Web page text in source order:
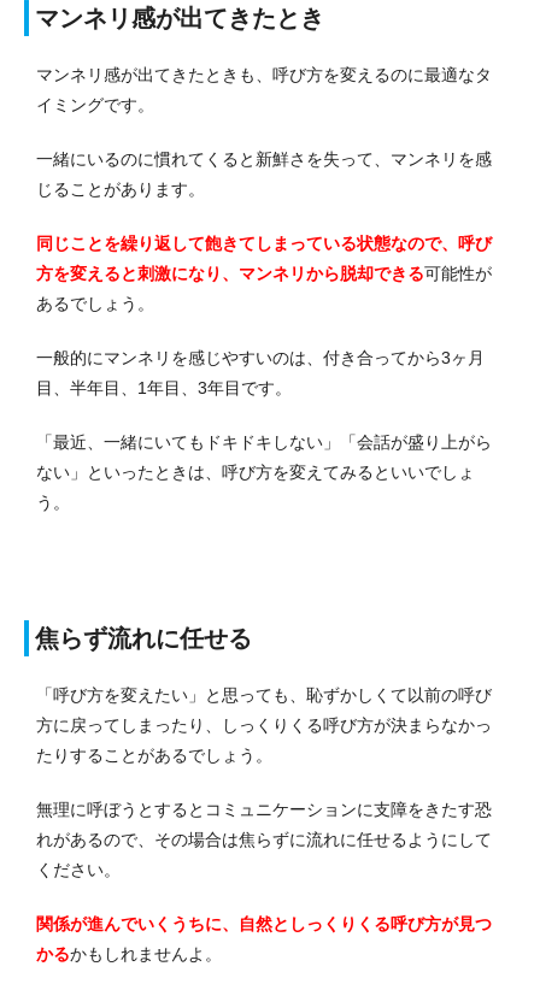
マンネリ感が出てきたとき
マンネリ感が出てきたときも、呼び方を変えるのに最適なタ
イミングです。
一緒にいるのに慣れてくると新鮮さを失って、マンネリを感
じることがあります。
同じことを繰り返して飽きてしまっている状態なので、呼び
方を変えると刺激になり、マンネリから脱却できる可能性が
あるでしょう。
一般的にマンネリを感じやすいのは、付き合ってから3ヶ月
目、半年目、1年目、3年目です。
「最近、一緒にいてもドキドキしない」「会話が盛り上がら
ない」といったときは、呼び方を変えてみるといいでしょ
う。
焦らず流れに任せる
「呼び方を変えたい」と思っても、恥ずかしくて以前の呼び
方に戻ってしまったり、しっくりくる呼び方が決まらなかっ
たりすることがあるでしょう。
無理に呼ぼうとするとコミュニケーションに支障をきたす恐
れがあるので、その場合は焦らずに流れに任せるようにして
ください。
関係が進んでいくうちに、自然としっくりくる呼び方が見つ
かるかもしれませんよ。